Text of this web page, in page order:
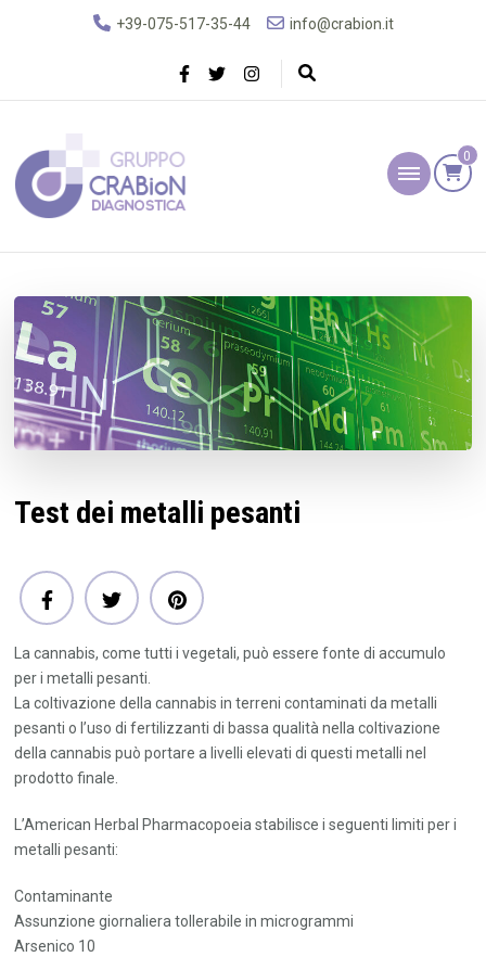
+39-075-517-35-44 info@crabion.it
Gruppo Crabion
Diagnostica
0
Test dei metalli pesanti
La cannabis, come tutti i vegetali, può essere fonte di accumulo
per i metalli pesanti.
La coltivazione della cannabis in terreni contaminati da metalli
pesanti o l’uso di fertilizzanti di bassa qualità nella coltivazione
della cannabis può portare a livelli elevati di questi metalli nel
prodotto finale.
L’American Herbal Pharmacopoeia stabilisce i seguenti limiti per i
metalli pesanti:
Contaminante
Assunzione giornaliera tollerabile in microgrammi
Arsenico 10